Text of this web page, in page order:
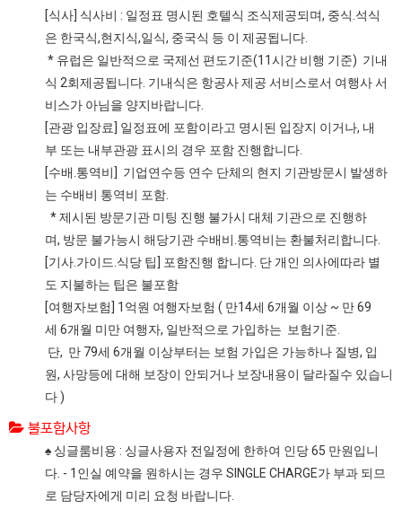
[식사] 식사비 : 일정표 명시된 호텔식 조식제공되며, 중식.석식
은 한국식,현지식,일식, 중국식 등 이 제공됩니다.
* 유럽은 일반적으로 국제선 편도기준(11시간 비행 기준) 기내
식 2회제공됩니다. 기내식은 항공사 제공 서비스로서 여행사 서
비스가 아님을 양지바랍니다.
[관광 입장료] 일정표에 포함이라고 명시된 입장지 이거나, 내
부 또는 내부관광 표시의 경우 포함 진행합니다.
[수배.통역비] 기업연수등 연수 단체의 현지 기관방문시 발생하
는 수배비 통역비 포함.
* 제시된 방문기관 미팅 진행 불가시 대체 기관으로 진행하
며, 방문 불가능시 해당기관 수배비.통역비는 환불처리합니다.
[기사.가이드.식당 팁] 포함진행 합니다. 단 개인 의사에따라 별
도 지불하는 팁은 불포함
[여행자보험] 1억원 여행자보험 ( 만14세 6개월 이상 ~ 만 69
세 6개월 미만 여행자, 일반적으로 가입하는 보험기준.
단, 만 79세 6개월 이상부터는 보험 가입은 가능하나 질병, 입
원, 사망등에 대해 보장이 안되거나 보장내용이 달라질수 있습니
다 )
불포함사항
♠ 싱글룸비용 : 싱글사용자 전일정에 한하여 인당 65 만원입니
다. - 1인실 예약을 원하시는 경우 SINGLE CHARGE가 부과 되므
로 담당자에게 미리 요청 바랍니다.